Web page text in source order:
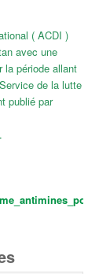
( ACDI )
avec une
la période allant
de la lutte
publié par